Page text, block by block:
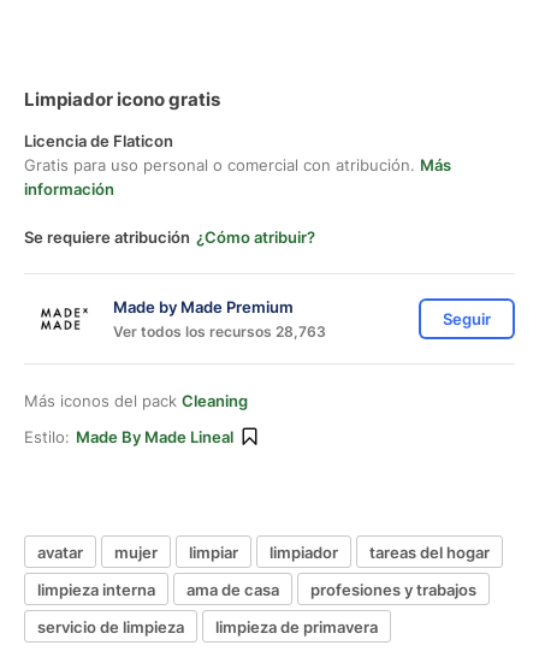
Limpiador icono gratis
Licencia de Flaticon
Gratis para uso personal o comercial con atribución. Más
información
Se requiere atribución ¿Cómo atribuir?
Made by Made Premium
Ver todos los recursos 28,763
Seguir
Más iconos del pack Cleaning
Estilo: Made By Made Lineal
avatar mujer limpiar limpiador
tareas del hogar
limpieza interna
ama de casa
profesiones y trabajos
servicio de limpieza
limpieza de primavera